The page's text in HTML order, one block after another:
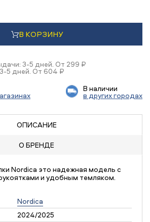
В КОРЗИНУ
3-5 дней. От 299 ₽
5 дней. От 604 ₽
В наличии
в других городах
ОПИСАНИЕ
О БРЕНДЕ
Nordica это надежная модель с
и удобным темляком.
Nordica
2024/2025